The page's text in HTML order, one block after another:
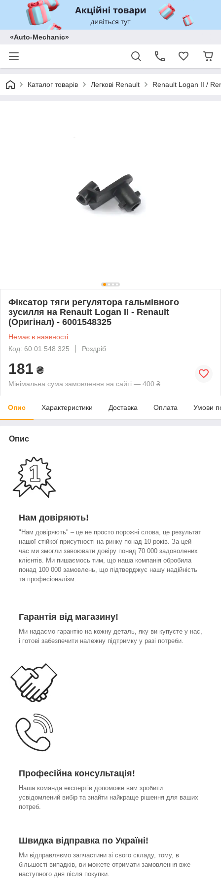
«Auto-Mechanic»
Каталог товарів Легкові Renault Renault Logan II /
Фіксатор тяги регулятора гальмівного
зусилля на Renault Logan II - Renault
(Оригінал) - 6001548325
Немає в наявності
Код: 60 01 548 325
Роздріб
181 ₴
Мінімальна сума замовлення на сайті — 400 ₴
Опис Характеристики Доставка Оплата Умови
Опис
Нам довіряють!
"Нам довіряють" – це не просто порожні слова, це результат
нашої стійкої присутності на ринку понад 10 років. За цей
час ми змогли завоювати довіру понад 70 000 задоволених
клієнтів. Ми пишаємось тим, що наша компанія обробила
понад 100 000 замовлень, що підтверджує нашу надійність
та професіоналізм.
Гарантія від магазину!
Ми надаємо гарантію на кожну деталь, яку ви купуєте у нас,
і готові забезпечити належну підтримку у разі потреби.
Професійна консультація!
Наша команда експертів допоможе вам зробити
усвідомлений вибір та знайти найкраще рішення для ваших
потреб.
Швидка відправка по Україні!
Ми відправляємо запчастини зі свого складу, тому, в
більшості випадків, ви можете отримати замовлення вже
наступного дня після покупки.